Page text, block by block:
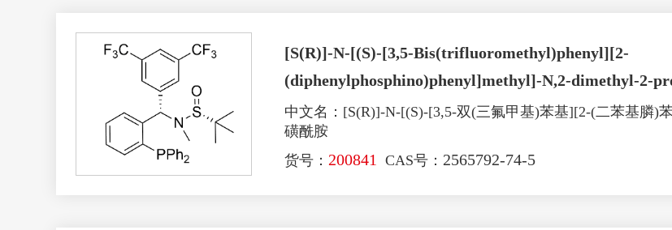
[S(R)]-N-[(S)-[3,5-Bis(trifluoromethyl)phenyl][2-
(diphenylphosphino)phenyl]methyl]-N,2-dimethyl-2-
中文名：[S(R)]-N-[(S)-[3,5-双(三氟甲基)苯基][2-(二苯基膦)
磺酰胺
货号： 200841 CAS号： 2565792-74-5